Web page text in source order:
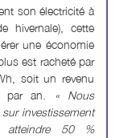
son électricité à
hivernale), cette
une économie
est racheté par
soit un revenu
par an. « Nous
investissement
50 %